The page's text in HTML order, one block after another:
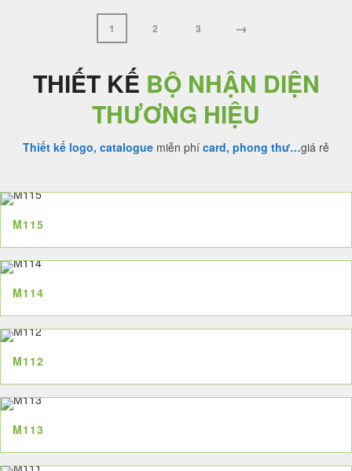
3.500.000 ₫.
1 2 3 →
THIẾT KẾ BỘ NHẬN DIỆN
THƯƠNG HIỆU
Thiết kế logo, catalogue miễn phí card, phong thư…giá rẻ
M115
M114
M112
M113